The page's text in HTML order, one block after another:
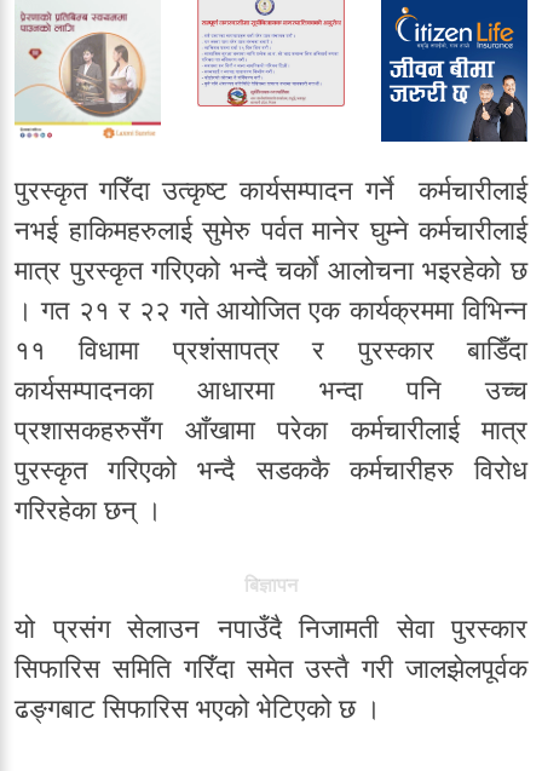
पुरस्कृत गरिँदा उत्कृष्ट कार्यसम्पादन गर्ने कर्मचारीलाई
नभई हाकिमहरुलाई सुमेरु पर्वत मानेर घुम्ने कर्मचारीलाई
मात्र पुरस्कृत गरिएको भन्दै चर्काे आलोचना भइरहेको छ
। गत २१ र २२ गते आयोजित एक कार्यक्रममा विभिन्न
११ विधामा प्रशंसापत्र र पुरस्कार बाडिँदा
कार्यसम्पादनका आधारमा भन्दा पनि उच्च
प्रशासकहरुसँग आँखामा परेका कर्मचारीलाई मात्र
पुरस्कृत गरिएको भन्दै सडककै कर्मचारीहरु विरोध
गरिरहेका छन् ।
बिज्ञापन
यो प्रसंग सेलाउन नपाउँदै निजामती सेवा पुरस्कार
सिफारिस समिति गरिँदा समेत उस्तै गरी जालझेलपूर्वक
ढङ्गबाट सिफारिस भएको भेटिएको छ ।